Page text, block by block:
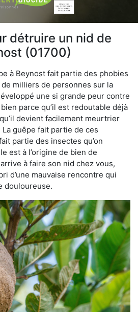
détruire un nid de
(01700)
à Beynost fait partie des phobies
milliers de personnes sur la
une si grande peur contre
parce qu’il est redoutable déjà
devient facilement meurtrier
guêpe fait partie de ces
partie des insectes qu’on
est à l’origine de bien de
à faire son nid chez vous,
d’une mauvaise rencontre qui
douloureuse.